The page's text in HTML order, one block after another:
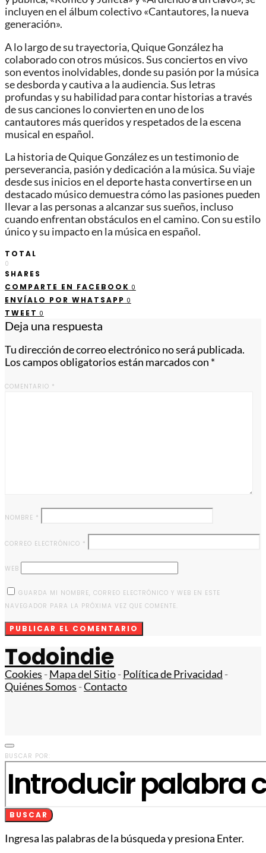
incluyen en el álbum colectivo «Cantautores, la nueva
generación».
A lo largo de su trayectoria, Quique González ha
colaborado con otros músicos. Sus conciertos en vivo
son eventos inolvidables, donde su pasión por la música
se desborda y cautiva a la audiencia. Sus letras
profundas y su habilidad para contar historias a través
de sus canciones lo convierten en uno de los
cantautores más queridos y respetados de la escena
musical en español.
La historia de Quique González es un testimonio de
perseverancia, pasión y dedicación a la música. Su viaje
desde sus inicios en el deporte hasta convertirse en un
destacado músico demuestra cómo las pasiones pueden
llevar a las personas a alcanzar sus sueños, incluso
cuando enfrentan obstáculos en el camino. Con su estilo
único y su impacto en la música en español.
TOTAL
0
SHARES
COMPARTE EN FACEBOOK 0
ENVÍALO POR WHATSAPP 0
TWEET 0
Deja una respuesta
Tu dirección de correo electrónico no será publicada.
Los campos obligatorios están marcados con *
COMENTARIO *
NOMBRE *
CORREO ELECTRÓNICO *
WEB
GUARDA MI NOMBRE, CORREO ELECTRÓNICO Y WEB EN ESTE
NAVEGADOR PARA LA PRÓXIMA VEZ QUE COMENTE.
Todoindie
Cookies -Mapa del Sitio-Política de Privacidad -
Quiénes Somos -Contacto
BUSCAR POR:
BUSCAR
Ingresa las palabras de la búsqueda y presiona Enter.